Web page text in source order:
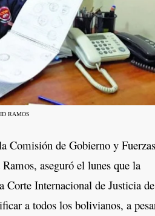
RAMOS
de Gobierno y
aseguró el lunes que la
Corte Internacional de Justicia
a todos los bolivianos, a